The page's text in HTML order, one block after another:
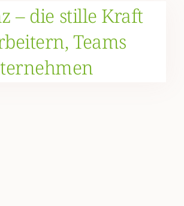
– die stille Kraft
Teams